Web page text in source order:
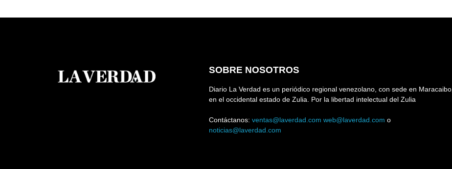
SOBRE NOSOTROS
Diario La Verdad es un periódico regional venezolano, con sede en Maracaibo,
en el occidental estado de Zulia. Por la libertad intelectual del Zulia
Contáctanos: ventas@laverdad.com web@laverdad.com o
noticias@laverdad.com